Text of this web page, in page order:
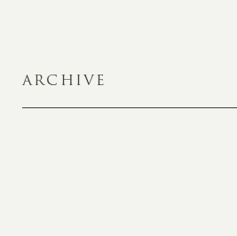
ARCHIVE